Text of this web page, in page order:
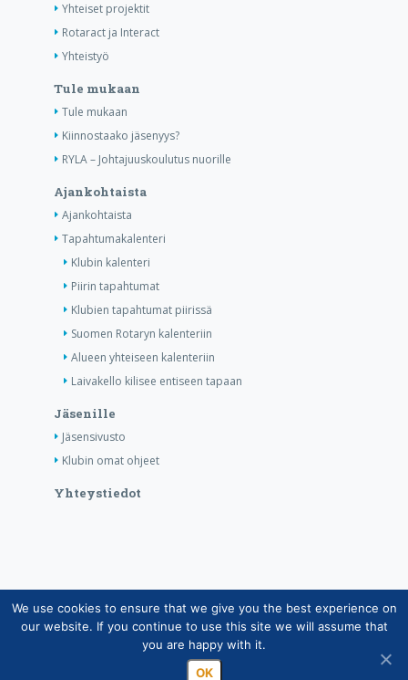
Yhteiset projektit
Rotaract ja Interact
Yhteistyö
Tule mukaan
Tule mukaan
Kiinnostaako jäsenyys?
RYLA – Johtajuuskoulutus nuorille
Ajankohtaista
Ajankohtaista
Tapahtumakalenteri
Klubin kalenteri
Piirin tapahtumat
Klubien tapahtumat piirissä
Suomen Rotaryn kalenteriin
Alueen yhteiseen kalenteriin
Laivakello kilisee entiseen tapaan
Jäsenille
Jäsensivusto
Klubin omat ohjeet
Yhteystiedot
Copyright © Suomen Rotarypalvelu ry 2026 |
Jäsentietojärjestelmän tietosuojaseloste|Henkilötietojen
käsittely Rotarytoiminnassa
We use cookies to ensure that we give you the best experience on
our website. If you continue to use this site we will assume that
you are happy with it.
OK